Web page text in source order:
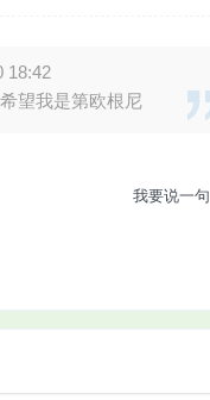
18:42
望我是第欧根尼
我要说一句